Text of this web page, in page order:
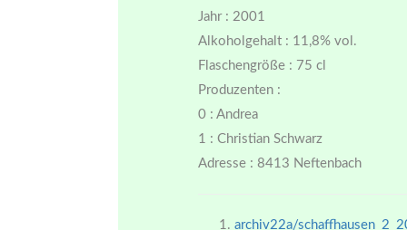
Jahr : 2001
Alkoholgehalt : 11,8% vol.
Flaschengröße : 75 cl
Produzenten :
0 : Andrea
1 : Christian Schwarz
Adresse : 8413 Neftenbach
archiv22a/